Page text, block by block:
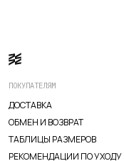
TELEGRAM
ПОКУПАТЕЛЯМ
ДОСТАВКА
ОБМЕН И ВОЗВРАТ
ТАБЛИЦЫ РАЗМЕРОВ
РЕКОМЕНДАЦИИ ПО УХОДУ